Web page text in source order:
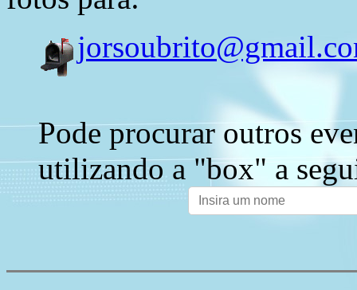
Pode procurar outros
utilizando a "box" a